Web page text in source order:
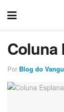
Coluna
Por Blog do